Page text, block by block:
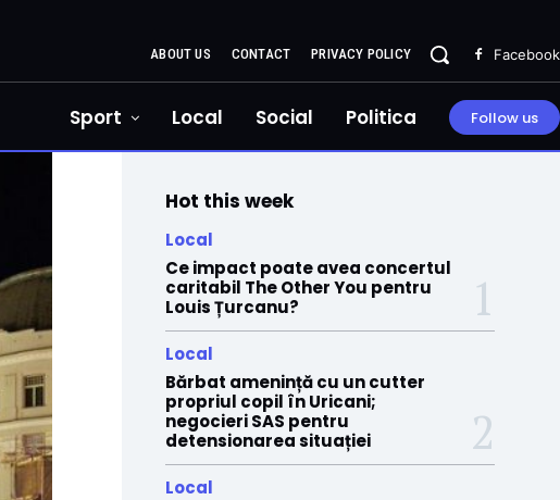
ABOUT US CONTACT PRIVACY POLICY Facebook
Sport Local Social Politica Follow us
Hot this week
Local
Ce impact poate avea concertul
caritabil The Other You pentru
Louis Țurcanu?
Local
Bărbat amenință cu un cutter
propriul copil în Uricani;
negocieri SAS pentru
detensionarea situației
Local